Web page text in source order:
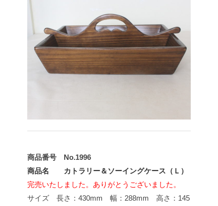
商品番号 No.1996
商品名 カトラリー＆ソーイングケース（Ｌ）
完売いたしました。ありがとうございました。
サイズ 長さ：430mm 幅：288mm 高さ：145